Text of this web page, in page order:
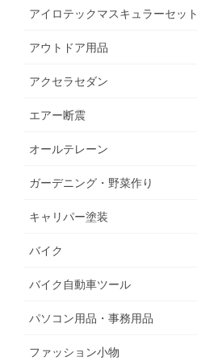
アイロテックマスキュラーセット
アウトドア用品
アクセラセダン
エアー断震
オールテレーン
ガーデニング・野菜作り
キャリパー塗装
バイク
バイク自動車ツール
パソコン用品・事務用品
ファッション小物